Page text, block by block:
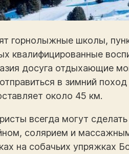
горнолыжные школы,
квалифицированные
досуга отдыхающие
в зимний
около 45 км.
всегда могут
солярием и
на собачьих упряжках